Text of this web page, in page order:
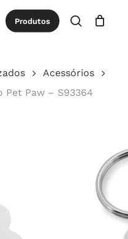
Produtos
procurar
Close
Acessórios
Pet Paw – S93364